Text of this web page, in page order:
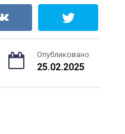
Опубликовано
25.02.2025